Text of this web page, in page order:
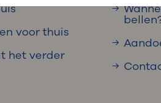
voor thuis
het verder